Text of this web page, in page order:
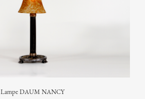
Lampe DAUM NANCY